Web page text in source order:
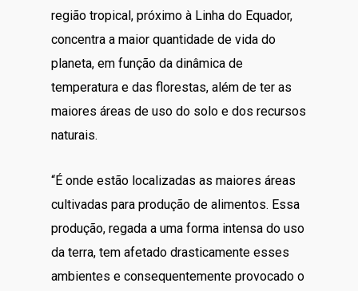
região tropical, próximo à Linha do Equador,
concentra a maior quantidade de vida do
planeta, em função da dinâmica de
temperatura e das florestas, além de ter as
maiores áreas de uso do solo e dos recursos
naturais.
“É onde estão localizadas as maiores áreas
cultivadas para produção de alimentos. Essa
produção, regada a uma forma intensa do uso
da terra, tem afetado drasticamente esses
ambientes e consequentemente provocado o